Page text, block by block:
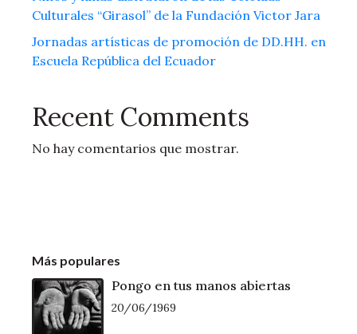
Culturales “Girasol” de la Fundación Victor Jara
Jornadas artísticas de promoción de DD.HH. en
Escuela República del Ecuador
Recent Comments
No hay comentarios que mostrar.
Más populares
Pongo en tus manos abiertas
20/06/1969